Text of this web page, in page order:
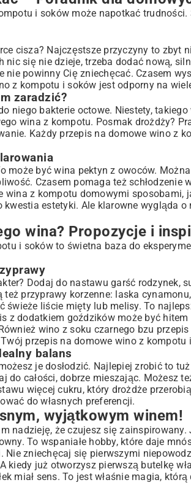
i soków może napotkać
cisza? Najczęstsze przyczyny to zbyt
nic się nie dzieje, trzeba dodać nową,
powinny Cię zniechęcać. Czasem
z kompotu i soków jest odporny na
zaradzić?
niego bakterie octowe. Niestety,
wina z kompotu. Posmak drożdży?
Każdy przepis na domowe wino z
może być wina pektyn z owoców.
Czasem pomaga też schłodzenie
z kompotu domowymi sposobami,
estetyki. Ale klarowne wygląda
wina? Propozycje i
i soków to świetna baza do
Dodaj do nastawu garść rodzynek,
przyprawy korzenne: laska
świeże liście mięty lub melisy. To
z dodatkiem goździków może być
wino z soku czarnego bzu
przepis na domowe wino z kompotu
balans
je dosłodzić. Najlepiej zrobić to
do całości, dobrze mieszając. Możesz
więcej cukru, który drożdże
do własnych preferencji.
wyjątkowym winem!
nadzieję, że czujesz się
To wspaniałe hobby, które daje
zniechęcaj się pierwszymi
kiedy już otworzysz pierwszą butelkę
miał sens. To jest właśnie magia,